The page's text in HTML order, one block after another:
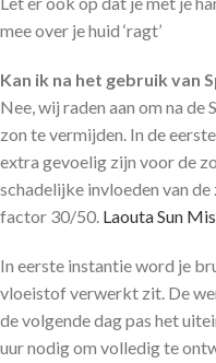
mee over je huid ‘ragt’
Kan ik na het gebruik van
Nee, wij raden aan om na de
zon te vermijden. In de
extra gevoelig zijn voor de
schadelijke invloeden van
factor 30/50. Laouta Sun
In eerste instantie word je
vloeistof verwerkt zit. De
de volgende dag pas het
uur nodig om volledig te